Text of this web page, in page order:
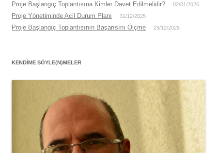
Proje Başlangıç Toplantısına Kimler Davet Edilmelidir? 02/01/2026
Proje Yönetiminde Acil Durum Planı 31/12/2025
Proje Başlangıç Toplantısının Başarısını Ölçme 29/12/2025
KENDIME SÖYLE(N)MELER